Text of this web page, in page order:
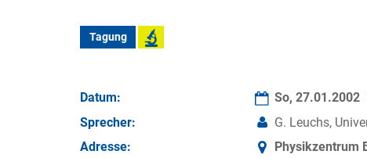
Tagung
Datum: So, 27.01.2002
Sprecher:
G. Leuchs,
Adresse:
Physikzentrum